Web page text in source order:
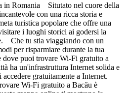
in Romania Situtato nel cuore della
con una ricca storia e
turistica popolare che offre una
i luoghi storici ai godersi la
Che tu stia viaggiando con un
per risparmiare durante la tua
dove puoi trovare Wi-Fi gratuito a
ha un'infrastruttura Internet solida e
gratuitamente a Internet.
Wi-Fi gratuito a Bacău è